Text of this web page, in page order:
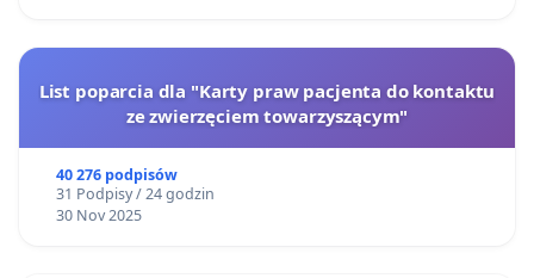
List poparcia dla "Karty praw pacjenta do kontaktu
ze zwierzęciem towarzyszącym"
40 276 podpisów
31 Podpisy / 24 godzin
30 Nov 2025